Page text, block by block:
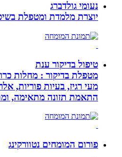
נעומי גולדברג
יוצרת מלמדת ומטפלת בשיטת Iro Shiatsu
טיפול בדיקור ענת
מטפלת בדיקור : מחלות
מעי רגיז, בעיות פוריות,
התאמת תזונה מתאימה, ומתן
פורום המומחים נטוורקינג